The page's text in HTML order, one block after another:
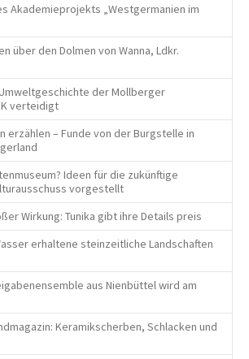
Akademieprojekts „Westgermanien im
über den Dolmen von Wanna, Ldkr.
der Mollberger
verteidigt
erzählen – Funde von der Burgstelle in
Ideen für die zukünftige
vorgestellt
Wirkung: Tunika gibt ihre Details preis
erhaltene steinzeitliche Landschaften
aus Nienbüttel wird am
Keramikscherben, Schlacken und